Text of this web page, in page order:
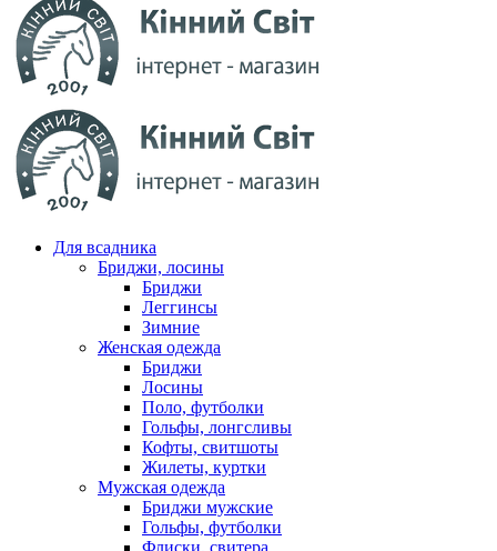
Для всадника
Бриджи, лосины
Бриджи
Леггинсы
Зимние
Женская одежда
Бриджи
Лосины
Поло, футболки
Гольфы, лонгсливы
Кофты, свитшоты
Жилеты, куртки
Мужская одежда
Бриджи мужские
Гольфы, футболки
Флиски, свитера